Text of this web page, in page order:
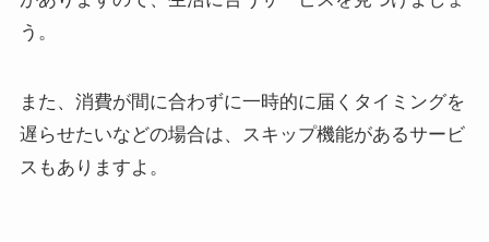
う。
また、消費が間に合わずに一時的に届くタイミングを
遅らせたいなどの場合は、スキップ機能があるサービ
スもありますよ。